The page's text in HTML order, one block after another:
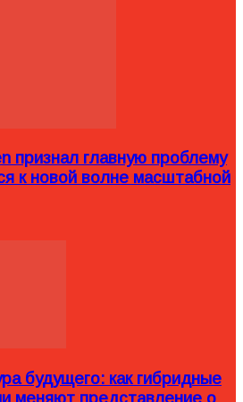
признал главную проблему
к новой волне масштабной
будущего: как гибридные
меняют представление о